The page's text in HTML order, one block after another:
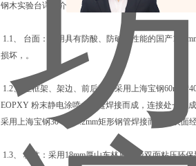
钢木实验台详情介绍：
1.1、 台面：采用具有防酸、防碱、性能的国产
损坏，。
1.2、 主框架、架边、前后梁：采用上海宝钢
EOPXY 粉末静电涂喷，满缝焊接而成，连接处一体
采用上海宝钢30*50*1.2mm矩形钢管焊接而成，表面
1.3、 柜体：采用18mm厚山东林盾E1级双面粘压环